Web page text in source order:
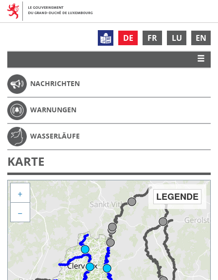
DE FR LU EN
NACHRICHTEN
WARNUNGEN
WASSERLÄUFE
KARTE
LEGENDE
+
−